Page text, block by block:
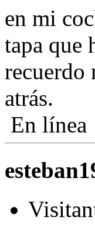
en mi
tapa que
recuerdo
atrás.
En línea